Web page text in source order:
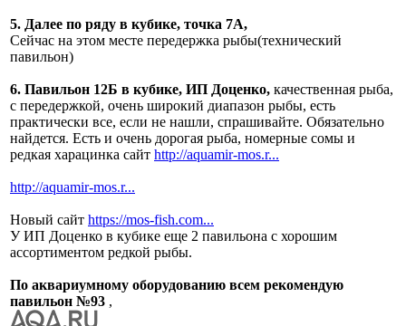
5. Далее по ряду в кубике, точка 7А,
Сейчас на этом месте передержка рыбы(технический
павильон)
6. Павильон 12Б в кубике, ИП Доценко, качественная рыба,
с передержкой, очень широкий диапазон рыбы, есть
практически все, если не нашли, спрашивайте. Обязательно
найдется. Есть и очень дорогая рыба, номерные сомы и
редкая харацинка сайт http://aquamir-mos.r...
http://aquamir-mos.r...
Новый сайт https://mos-fish.com...
У ИП Доценко в кубике еще 2 павильона с хорошим
ассортиментом редкой рыбы.
По аквариумному оборудованию всем рекомендую
павильон №93 ,